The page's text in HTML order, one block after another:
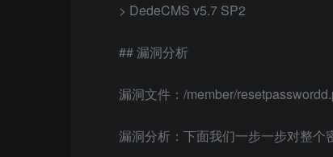
> DedeCMS v5.7 SP2
## 漏洞分析
漏洞文件：/member/
漏洞分析：下面我们一步一步对整个